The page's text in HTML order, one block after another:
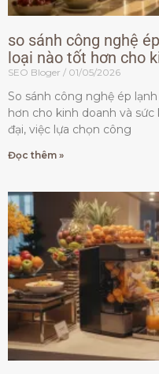
so sánh công nghệ
loại nào tốt hơn cho
SEO Bloger 01/05/2026
So sánh công nghệ ép
hơn cho kinh doanh và
đại, việc lựa chọn công
Đọc thêm »